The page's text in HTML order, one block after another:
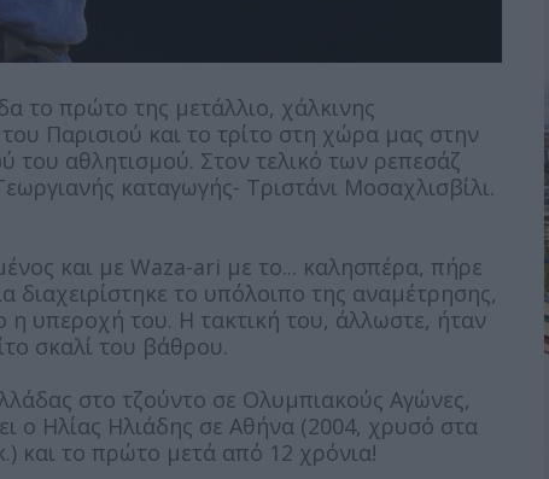
το πρώτο της μετάλλιο, χάλκινης
Παρισιού και το τρίτο στη χώρα μας στην
του αθλητισμού. Στον τελικό των ρεπεσάζ
καταγωγής- Τριστάνι Μοσαχλισβίλι.
και με Waza-ari με το... καλησπέρα, πήρε
διαχειρίστηκε το υπόλοιπο της αναμέτρησης,
η υπεροχή του. Η τακτική του, άλλωστε, ήταν
σκαλί του βάθρου.
στο τζούντο σε Ολυμπιακούς Αγώνες,
ο Ηλίας Ηλιάδης σε Αθήνα (2004, χρυσό στα
και το πρώτο μετά από 12 χρόνια!